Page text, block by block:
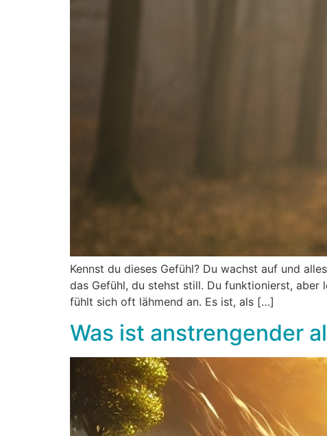
Kennst du dieses Gefühl? Du wachst auf und
das Gefühl, du stehst still. Du funktionierst,
fühlt sich oft lähmend an. Es ist, als […]
Was ist anstrengender